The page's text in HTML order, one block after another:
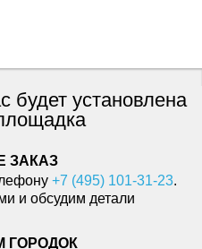
будет установлена
ЗАКАЗ
+7 (495) 101-31-23.
и обсудим детали
ГОРОДОК